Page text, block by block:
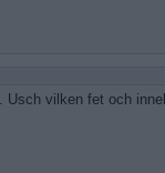
Usch vilken fet och